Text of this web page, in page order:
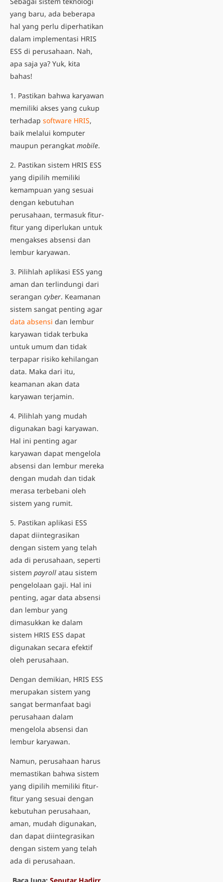
yang baru, ada beberapa
hal yang perlu diperhatikan
dalam implementasi HRIS
ESS di perusahaan. Nah,
apa saja ya? Yuk, kita
bahas!
1. Pastikan bahwa karyawan
memiliki akses yang cukup
terhadap software HRIS,
baik melalui komputer
maupun perangkat mobile.
2. Pastikan sistem HRIS ESS
yang dipilih memiliki
kemampuan yang sesuai
dengan kebutuhan
perusahaan, termasuk fitur-
fitur yang diperlukan untuk
mengakses absensi dan
lembur karyawan.
3. Pilihlah aplikasi ESS yang
aman dan terlindungi dari
serangan cyber. Keamanan
sistem sangat penting agar
data absensi dan lembur
karyawan tidak terbuka
untuk umum dan tidak
terpapar risiko kehilangan
data. Maka dari itu,
keamanan akan data
karyawan terjamin.
4. Pilihlah yang mudah
digunakan bagi karyawan.
Hal ini penting agar
karyawan dapat mengelola
absensi dan lembur mereka
dengan mudah dan tidak
merasa terbebani oleh
sistem yang rumit.
5. Pastikan aplikasi ESS
dapat diintegrasikan
dengan sistem yang telah
ada di perusahaan, seperti
sistem payroll atau sistem
pengelolaan gaji. Hal ini
penting, agar data absensi
dan lembur yang
dimasukkan ke dalam
sistem HRIS ESS dapat
digunakan secara efektif
oleh perusahaan.
Dengan demikian, HRIS ESS
merupakan sistem yang
sangat bermanfaat bagi
perusahaan dalam
mengelola absensi dan
lembur karyawan.
Namun, perusahaan harus
memastikan bahwa sistem
yang dipilih memiliki fitur-
fitur yang sesuai dengan
kebutuhan perusahaan,
aman, mudah digunakan,
dan dapat diintegrasikan
dengan sistem yang telah
ada di perusahaan.